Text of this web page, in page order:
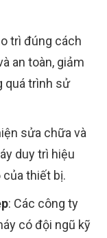
trì đúng cách
an toàn, giảm
quá trình sử
sửa chữa và
duy trì hiệu
thiết bị.
: Các công ty
có đội ngũ kỹ